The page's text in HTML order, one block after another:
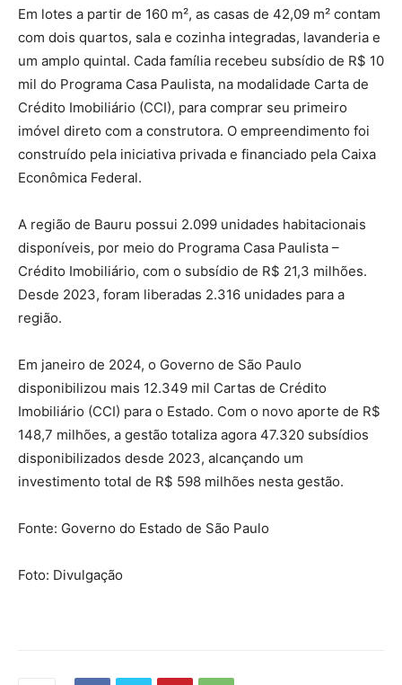
Em lotes a partir de 160 m², as casas de 42,09 m² contam
com dois quartos, sala e cozinha integradas, lavanderia e
um amplo quintal. Cada família recebeu subsídio de R$ 10
mil do Programa Casa Paulista, na modalidade Carta de
Crédito Imobiliário (CCI), para comprar seu primeiro
imóvel direto com a construtora. O empreendimento foi
construído pela iniciativa privada e financiado pela Caixa
Econômica Federal.
A região de Bauru possui 2.099 unidades habitacionais
disponíveis, por meio do Programa Casa Paulista –
Crédito Imobiliário, com o subsídio de R$ 21,3 milhões.
Desde 2023, foram liberadas 2.316 unidades para a
região.
Em janeiro de 2024, o Governo de São Paulo
disponibilizou mais 12.349 mil Cartas de Crédito
Imobiliário (CCI) para o Estado. Com o novo aporte de R$
148,7 milhões, a gestão totaliza agora 47.320 subsídios
disponibilizados desde 2023, alcançando um
investimento total de R$ 598 milhões nesta gestão.
Fonte: Governo do Estado de São Paulo
Foto: Divulgação